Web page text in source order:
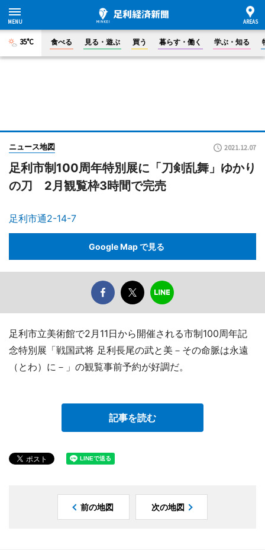
35°C 食べる 見る・遊ぶ 買う 暮らす・働く 学ぶ・知る
ニュース地図 2021.12.07
足利市制100周年特別展に「刀剣乱舞」ゆかり
の刀 2月観覧枠3時間で完売
足利市通2-14-7
Google Map で見る
足利市立美術館で2月11日から開催される市制100周年記
念特別展「戦国武将 足利長尾の武と美－その命脈は永遠
（とわ）に－」の観覧事前予約が好調だ。
記事を読む
前の地図 次の地図